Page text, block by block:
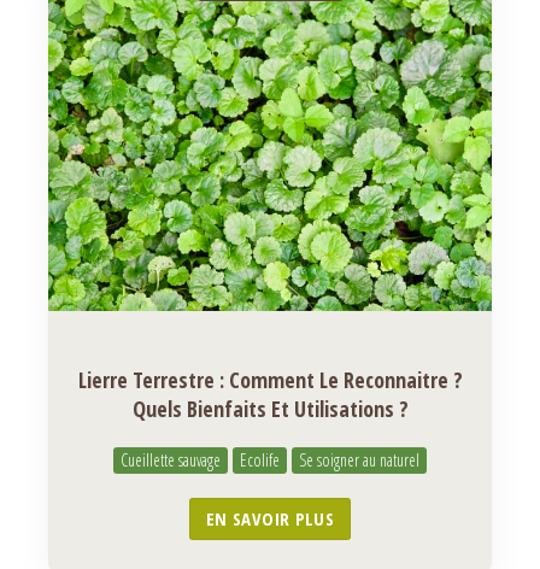
Lierre Terrestre : Comment Le Reconnaitre ?
Quels Bienfaits Et Utilisations ?
Cueillette sauvage Ecolife Se soigner au naturel
EN SAVOIR PLUS